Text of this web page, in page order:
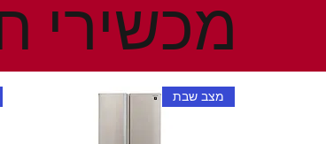
מצב שבת
מכשירי